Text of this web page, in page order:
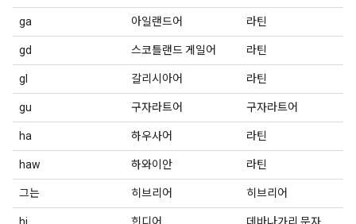
ga 아일랜드어 라틴
gd 스코틀랜드 게일어 라틴
gl 갈리시아어 라틴
gu 구자라트어 구자라트어
ha 하우사어 라틴
haw 하와이안 라틴
그는 히브리어 히브리어